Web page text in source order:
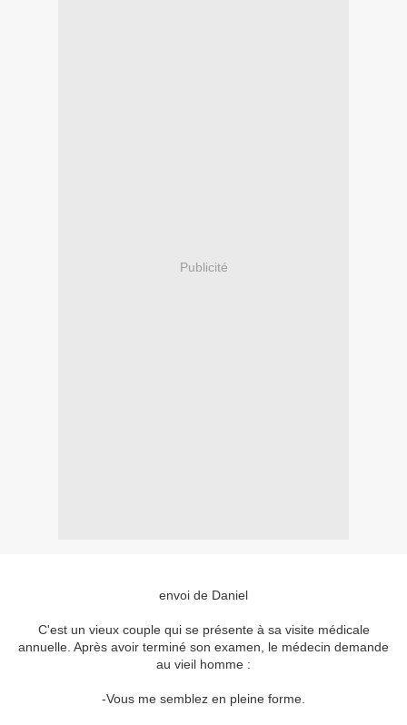
Publicité
envoi de Daniel
C'est un vieux couple qui se présente à sa visite médicale
annuelle. Après avoir terminé son examen, le médecin demande
au vieil homme :
-Vous me semblez en pleine forme.